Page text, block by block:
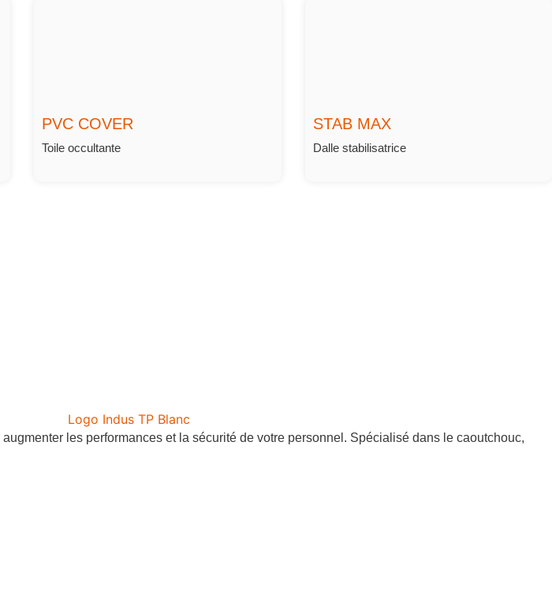
PVC COVER
Toile occultante
STAB MAX
Dalle stabilisatrice
les performances et la sécurité de votre personnel. Spécialisé dans le caoutchouc,